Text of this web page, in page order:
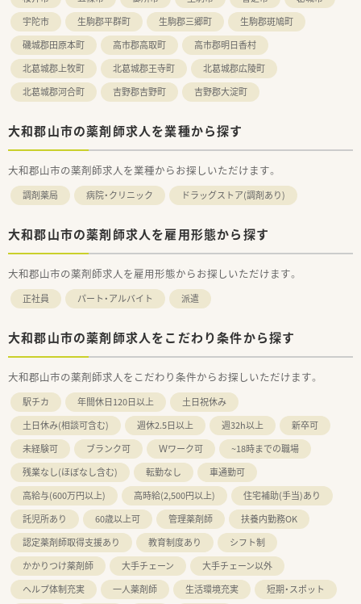
宇陀市
生駒郡平群町 生駒郡三郷町
生駒郡斑鳩町
磯城郡田原本町
高市郡高取町
高市郡明日香村
北葛城郡上牧町
北葛城郡王寺町
北葛城郡広陵町
北葛城郡河合町
吉野郡吉野町 吉野郡大淀町
大和郡山市の薬剤師求人を業種から探す
大和郡山市の薬剤師求人を業種からお探しいただけます。
調剤薬局 病院・クリニック ドラッグストア(調剤あり)
大和郡山市の薬剤師求人を雇用形態から探す
大和郡山市の薬剤師求人を雇用形態からお探しいただけます。
正社員 パート・アルバイト 派遣
大和郡山市の薬剤師求人をこだわり条件から探す
大和郡山市の薬剤師求人をこだわり条件からお探しいただけます。
駅チカ 年間休日120日以上
土日祝休み
土日休み(相談可含む)
週休2.5日以上 週32h以上
新卒可
未経験可
ブランク可 Ｗワーク可
~18時までの職場
残業なし(ほぼなし含む)
転勤なし
車通勤可
高給与(600万円以上)
高時給(2,500円以上)
住宅補助(手当)あり
託児所あり
60歳以上可 管理薬剤師
扶養内勤務OK
認定薬剤師取得支援あり
教育制度あり
シフト制
かかりつけ薬剤師
大手チェーン
大手チェーン以外
ヘルプ体制充実
一人薬剤師 生活環境充実
短期・スポット